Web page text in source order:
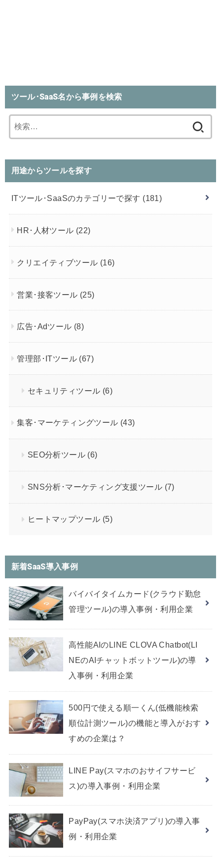
ツール･SaaS名から事例を検索
索:
用途からツールを探す
ITツール･SaaSのカテゴリーで探す (181)
HR･人材ツール (22)
クリエイティブツール (16)
営業･接客ツール (25)
広告･Adツール (8)
管理部･ITツール (67)
セキュリティツール (6)
集客･マーケティングツール (43)
SEO分析ツール (6)
SNS分析･マーケティング支援ツール (7)
ヒートマップツール (5)
新着SaaS導入事例
バイバイタイムカード(クラウド勤怠
管理ツール)の導入事例・利用企業
高性能AIのLINE CLOVA Chatbot(LI
NEのAIチャットボットツール)の導
入事例・利用企業
500円で使える順一くん(低機能検索
順位計測ツール)の機能と導入がおす
すめの企業は？
LINE Pay(スマホのおサイフサービ
ス)の導入事例・利用企業
PayPay(スマホ決済アプリ)の導入事
例・利用企業